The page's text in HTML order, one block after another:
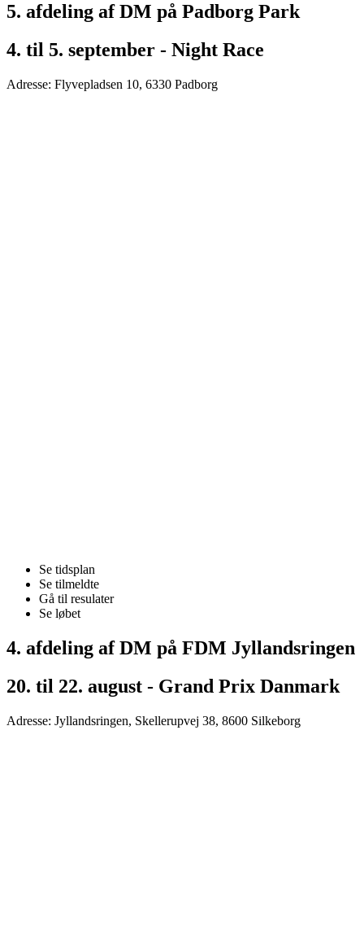
5. afdeling af DM på Padborg Park
4. til 5. september - Night Race
Adresse: Flyvepladsen 10, 6330 Padborg
Se tidsplan
Se tilmeldte
Gå til resulater
Se løbet
4. afdeling af DM på FDM Jyllandsringen
20. til 22. august - Grand Prix Danmark
Adresse: Jyllandsringen, Skellerupvej 38, 8600 Silkeborg